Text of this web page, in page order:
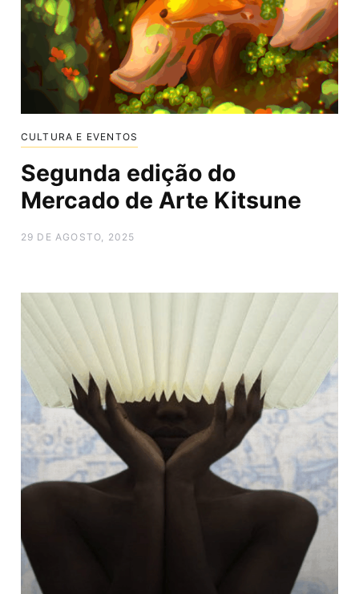
CULTURA E EVENTOS
Segunda edição do
Mercado de Arte Kitsune
29 DE AGOSTO, 2025